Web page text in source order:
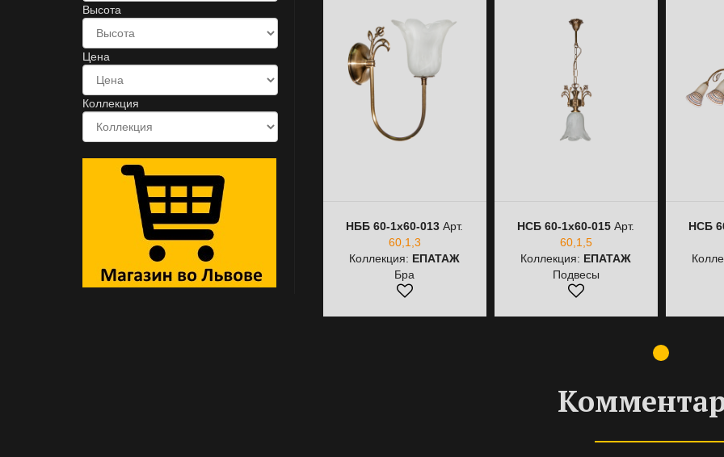
Высота
Цена
Коллекция
НББ 60-1х60-013 Арт.
60,1,3
Коллекция: ЕПАТАЖ
Бра
НСБ 60-1х60-015 Арт.
60,1,5
Коллекция: ЕПАТАЖ
Подвесы
НСБ